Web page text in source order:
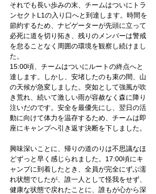
それでも長い歩みの末、チームはついにトラ
ンセクトL1の入り口へと到達します。時間を
節約するため、ナビゲーターが先頭に立って
必死に道を切り拓き、残りのメンバーは警戒
を怠ることなく周囲の環境を観察し続けまし
た。
15:00頃、チームはついにルートの終点へと
達します。しかし、安堵したのも束の間、山
の天候が急変しました。突如として強風が吹
き荒れ、続いて激しい雨が容赦なく森に降り
注いだのです。安全を最優先にし、翌日の活
動に向けて体力を温存するため、チームは即
座にキャンプへ引き返す決断を下しました。
興味深いことに、帰りの道のりは不思議なほ
どずっと早く感じられました。17:00頃にキ
ャンプに到着したとき、全員が完全にずぶ濡
れ状態でしたが、誰一人として怪我をせず、
健康な状態で戻れたことに、誰もが心から深